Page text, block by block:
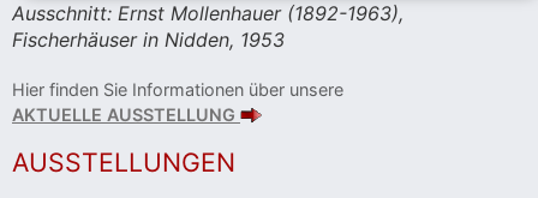
Ausschnitt: Ernst Mollenhauer (1892-1963),
Fischerhäuser in Nidden, 1953
Hier finden Sie Informationen über unsere
AKTUELLE AUSSTELLUNG
AUSSTELLUNGEN